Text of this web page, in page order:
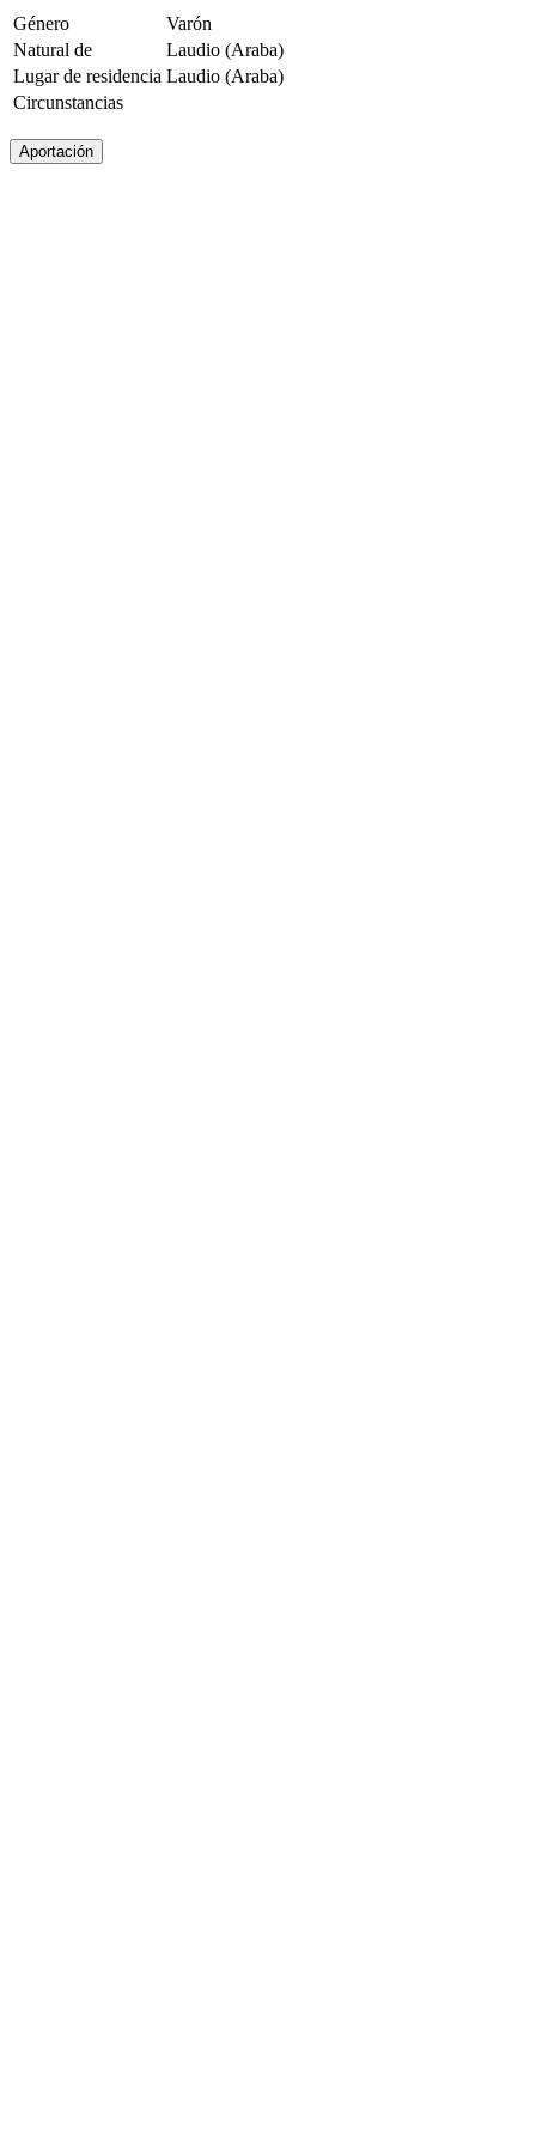
Género
Varón
Natural de
Laudio (Araba)
Lugar de residencia Laudio (Araba)
Circunstancias